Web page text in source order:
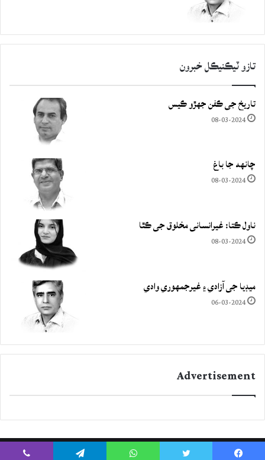
تازو ٽيڪنيڪل خبرون
تاريخ جي ڪفن جھڙو ڪيس
08-03-2024
چانهه جا باغ
08-03-2024
ناول ڪتا: غيرانساني مخلوق جي ڪٿا
08-03-2024
ميڊيا جي آزادي ۽ غيرجمھوري وادي
06-03-2024
Advertisement